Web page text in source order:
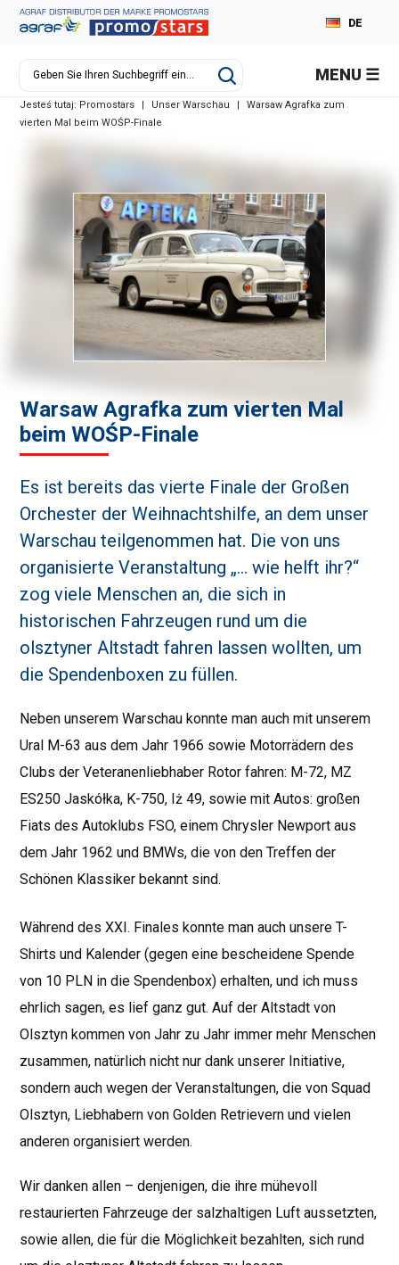
EN
DE
MENU
Jesteś tutaj: Promostars | Unser Warschau |
Warsaw Agrafka zum
vierten Mal beim WOŚP-Finale
Warsaw Agrafka zum vierten Mal
beim WOŚP-Finale
Es ist bereits das vierte Finale der Großen
Orchester der Weihnachtshilfe, an dem unser
Warschau teilgenommen hat. Die von uns
organisierte Veranstaltung „… wie helft ihr?“
zog viele Menschen an, die sich in
historischen Fahrzeugen rund um die
olsztyner Altstadt fahren lassen wollten, um
die Spendenboxen zu füllen.
Neben unserem Warschau konnte man auch mit unserem
Ural M-63 aus dem Jahr 1966 sowie Motorrädern des
Clubs der Veteranenliebhaber Rotor fahren: M-72, MZ
ES250 Jaskółka, K-750, Iż 49, sowie mit Autos: großen
Fiats des Autoklubs FSO, einem Chrysler Newport aus
dem Jahr 1962 und BMWs, die von den Treffen der
Schönen Klassiker bekannt sind.
Während des XXI. Finales konnte man auch unsere T-
Shirts und Kalender (gegen eine bescheidene Spende
von 10 PLN in die Spendenbox) erhalten, und ich muss
ehrlich sagen, es lief ganz gut. Auf der Altstadt von
Olsztyn kommen von Jahr zu Jahr immer mehr Menschen
zusammen, natürlich nicht nur dank unserer Initiative,
sondern auch wegen der Veranstaltungen, die von Squad
Olsztyn, Liebhabern von Golden Retrievern und vielen
anderen organisiert werden.
Wir danken allen – denjenigen, die ihre mühevoll
restaurierten Fahrzeuge der salzhaltigen Luft aussetzten,
sowie allen, die für die Möglichkeit bezahlten, sich rund